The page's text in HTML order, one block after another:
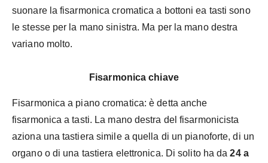
suonare la fisarmonica cromatica a bottoni ea tasti sono
le stesse per la mano sinistra. Ma per la mano destra
variano molto.
Fisarmonica chiave
Fisarmonica a piano cromatica: è detta anche
fisarmonica a tasti. La mano destra del fisarmonicista
aziona una tastiera simile a quella di un pianoforte, di un
organo o di una tastiera elettronica. Di solito ha da24 a